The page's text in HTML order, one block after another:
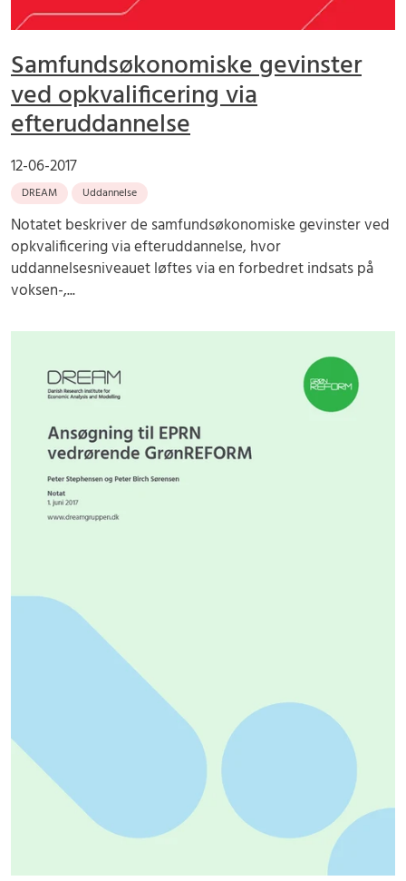
Samfundsøkonomiske gevinster
ved opkvalificering via
efteruddannelse
12-06-2017
DREAM Uddannelse
Notatet beskriver de samfundsøkonomiske gevinster ved
opkvalificering via efteruddannelse, hvor
uddannelsesniveauet løftes via en forbedret indsats på
voksen-,...